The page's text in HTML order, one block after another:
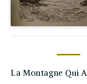
La Montagne Qui